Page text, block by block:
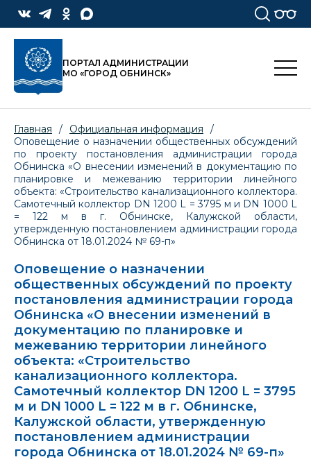
ПОРТАЛ АДМИНИСТРАЦИИ
МО «ГОРОД ОБНИНСК»
Главная / Официальная информация
/
Оповещение о назначении общественных обсуждений
по проекту постановления администрации города
Обнинска «О внесении изменений в документацию по
планировке и межеванию территории линейного
объекта: «Строительство канализационного коллектора.
Самотечный коллектор DN 1200 L = 3795 м и DN 1000 L
= 122 м в г. Обнинске, Калужской области,
утвержденную постановлением администрации города
Обнинска от 18.01.2024 № 69-п»
Оповещение о назначении
общественных обсуждений по проекту
постановления администрации города
Обнинска «О внесении изменений в
документацию по планировке и
межеванию территории линейного
объекта: «Строительство
канализационного коллектора.
Самотечный коллектор DN 1200 L = 3795
м и DN 1000 L = 122 м в г. Обнинске,
Калужской области, утвержденную
постановлением администрации
города Обнинска от 18.01.2024 № 69-п»